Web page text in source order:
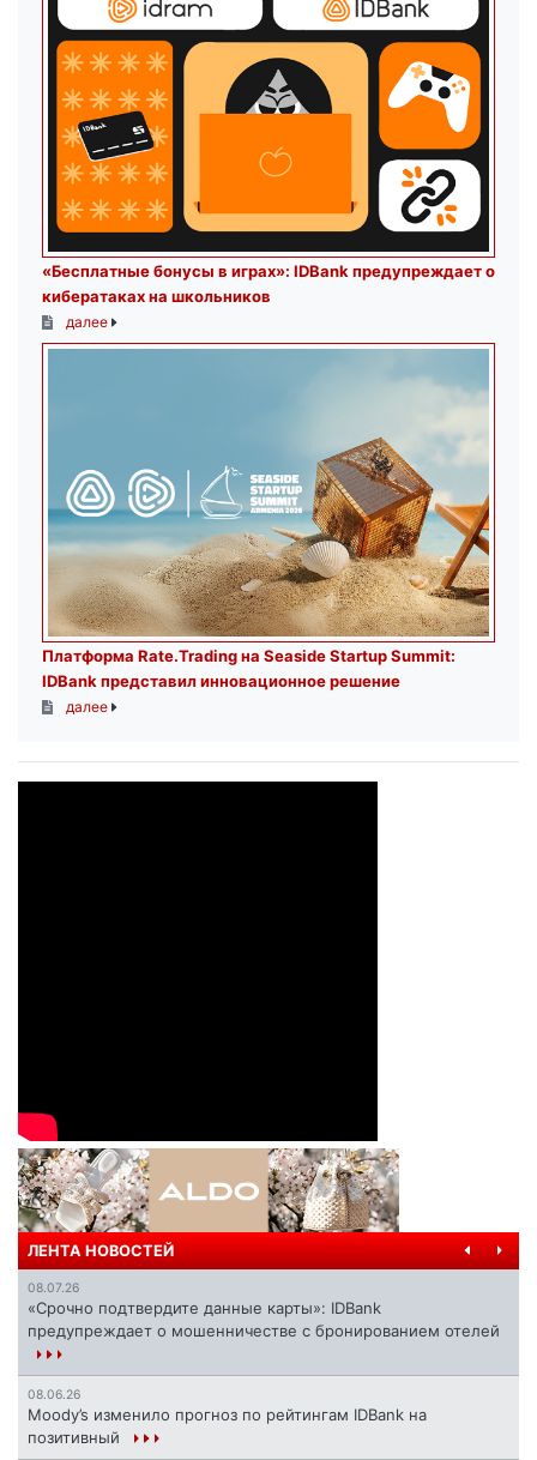
«Бесплатные бонусы в играх»: IDBank предупреждает о
кибератаках на школьников
далее
Платформа Rate.Trading на Seaside Startup Summit:
IDBank представил инновационное решение
далее
ЛЕНТА НОВОСТЕЙ
08.07.26
«Срочно подтвердите данные карты»: IDBank
предупреждает о мошенничестве с бронированием отелей
08.06.26
Moody’s изменило прогноз по рейтингам IDBank на
позитивный